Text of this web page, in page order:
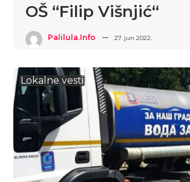
OŠ “Filip Višnjić“
Palilula.info 27. jun 2022.
Lokalne vesti